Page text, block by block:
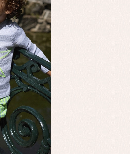
Blusas, camisas y jerseys
Complementos
Conjuntos
Faldones de bebé
Peleles y ranitas
Ropa interior, bodys,
pijamas...